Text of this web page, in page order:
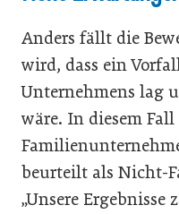
Anders fällt die
wird, dass ein
Unternehmens lag
wäre. In diesem
beurteilt als Nicht-
„Unsere Ergebnisse